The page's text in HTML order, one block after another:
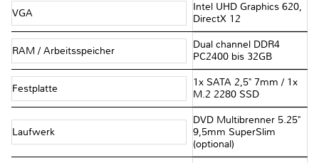
VGA
Intel UHD Graphics 620,
DirectX 12
RAM / Arbeitsspeicher
Dual channel DDR4
PC2400 bis 32GB
Festplatte
1x SATA 2,5" 7mm / 1x
M.2 2280 SSD
Laufwerk
DVD Multibrenner 5.25"
9,5mm SuperSlim
(optional)